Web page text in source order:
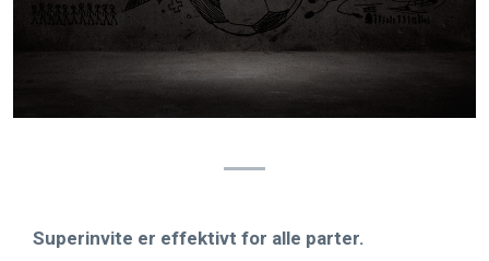
Superinvite er effektivt for alle parter.